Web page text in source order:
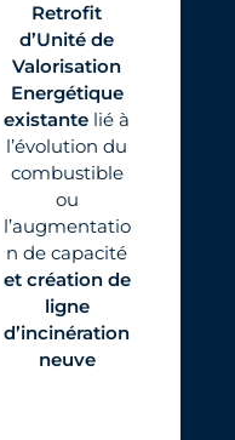
Retrofit
d’Unité de
Valorisation
Energétique
existante lié à
l’évolution du
combustible
ou
l’augmentatio
n de capacité
et création de
ligne
d’incinération
neuve